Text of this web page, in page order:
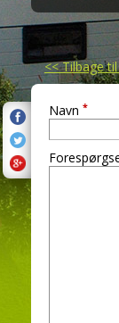
<<Tilbage
Navn *